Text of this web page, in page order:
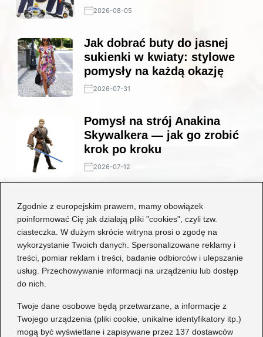
Zgodnie z europejskim prawem, mamy obowiązek
poinformować Cię jak działają pliki "cookies", czyli tzw.
ciasteczka. W dużym skrócie witryna prosi o zgodę na
wykorzystanie Twoich danych. Spersonalizowane reklamy i
treści, pomiar reklam i treści, badanie odbiorców i ulepszanie
usług. Przechowywanie informacji na urządzeniu lub dostęp
do nich.
Twoje dane osobowe będą przetwarzane, a informacje z
Twojego urządzenia (pliki cookie, unikalne identyfikatory itp.)
mogą być wyświetlane i zapisywane przez 137 dostawców
2026-08-05
Jak dobrać buty do jasnej
sukienki w kwiaty: stylowe
pomysły na każdą okazję
2026-07-31
Pomysł na strój Anakina
Skywalkera — jak go zrobić
krok po kroku
2026-07-12
buty będą idealne do czarnej
koronkowej sukienki?
2026-06-29
Kategorie
Dziecko(17)
Moda(67)